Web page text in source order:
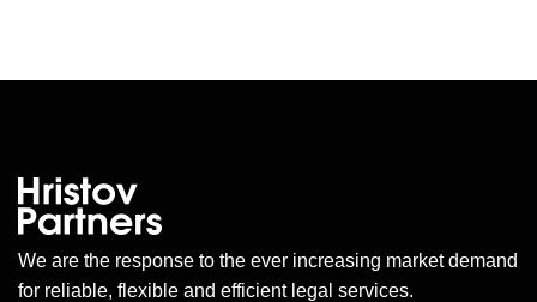
We are the response to the ever increasing market demand
for reliable, flexible and efficient legal services.